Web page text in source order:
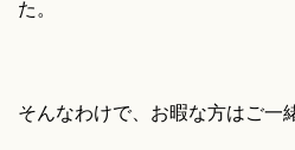
た。
そんなわけで、お暇な方はご一